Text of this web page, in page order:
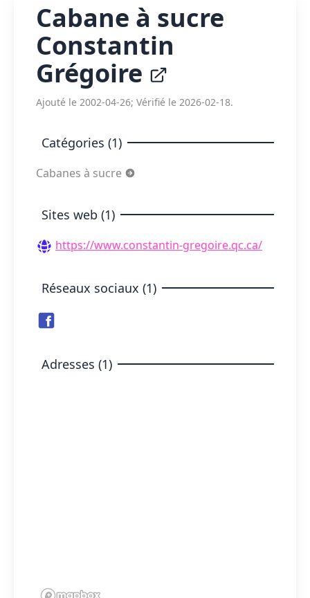
Cabane à sucre
Constantin
Grégoire
Ajouté le 2002-04-26; Vérifié le 2026-02-18.
Catégories (1)
Cabanes à sucre
Sites web (1)
https://www.constantin-gregoire.qc.ca/
Réseaux sociaux (1)
Adresses (1)